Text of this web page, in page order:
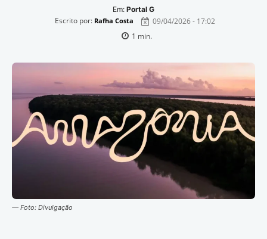
Em: Portal G
Escrito por: Rafha Costa
09/04/2026 - 17:02
1 min.
— Foto: Divulgação